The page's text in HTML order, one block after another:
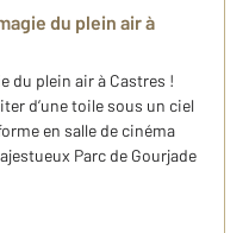
du plein air à
du plein air à Castres !
d’une toile sous un ciel
en salle de cinéma
Parc de Gourjade